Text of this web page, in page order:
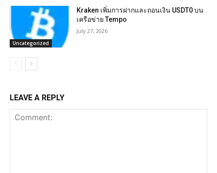
Uncategorized
Kraken เพิ่มการฝากและถอนเงิน USDT0 บน
เครือข่าย Tempo
July 27, 2026
LEAVE A REPLY